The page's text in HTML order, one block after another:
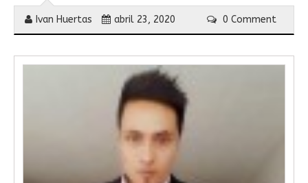
Ivan Huertas abril 23, 2020 0 Comment